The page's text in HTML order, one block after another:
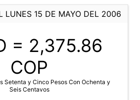
LUNES 15 DE MAYO DEL 2006
= 2,375.86
COP
Setenta y Cinco Pesos Con Ochenta y
Seis Centavos